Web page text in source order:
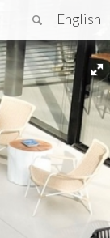
English